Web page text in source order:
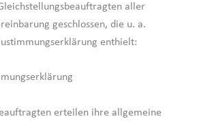
aller
geschlossen, die u. a.
enthielt:
erteilen ihre allgemeine